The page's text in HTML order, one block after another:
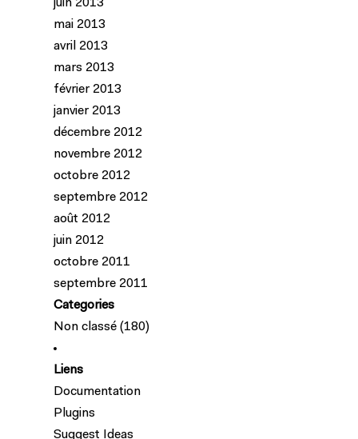
juin 2013
mai 2013
avril 2013
mars 2013
février 2013
janvier 2013
décembre 2012
novembre 2012
octobre 2012
septembre 2012
août 2012
juin 2012
octobre 2011
septembre 2011
Categories
Non classé (180)
Liens
Documentation
Plugins
Suggest Ideas